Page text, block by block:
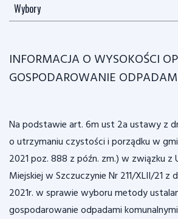
Wybory
INFORMACJA O WYSOKOŚCI
GOSPODAROWANIE
Na podstawie art. 6m ust 2a ustawy z
o utrzymaniu czystości i porządku w
2021 poz. 888 z późn. zm.) w związku z
Miejskiej w Szczuczynie Nr 211/XLII/21 z
2021r. w sprawie wyboru metody
gospodarowanie odpadami